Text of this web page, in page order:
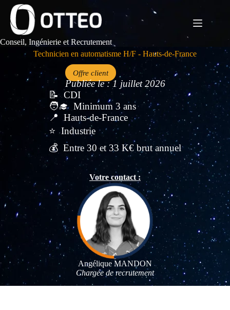
Passer
contenu
Conseil, Ingénierie et Recrutement
Technicien en automatisme H/F - Hauts-de-France
Offre client
Publiée le : 1 juillet 2026
CDI
Minimum 3 ans
Hauts-de-France
Industrie
Entre 30 et 33 K€ brut annuel
Votre contact :
Angélique MANDON
Chargée de recrutement